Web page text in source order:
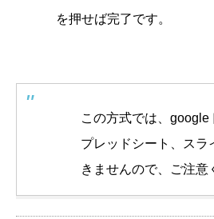
を押せば完了です。
この方式では、google
プレッドシート、スラ
きませんので、ご注意